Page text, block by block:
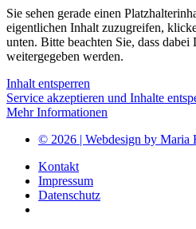
Sie sehen gerade einen
eigentlichen Inhalt zuzugreifen,
unten. Bitte beachten Sie, dass
weitergegeben werden.
Inhalt entsperren
Service akzeptieren und Inhalte
Mehr Informationen
© 2026 | Webdesign by Maria
Kontakt
Impressum
Datenschutz